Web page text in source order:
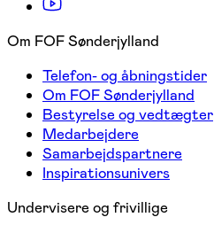
Om FOF Sønderjylland
Telefon- og åbningstider
Om FOF Sønderjylland
Bestyrelse og vedtægter
Medarbejdere
Samarbejdspartnere
Inspirationsunivers
Undervisere og frivillige